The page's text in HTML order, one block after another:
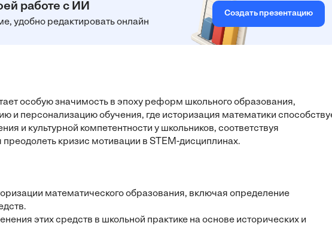
работе с ИИ
удобно редактировать онлайн
Создать презентацию
особую значимость в эпоху реформ школьного образования,
и персонализацию обучения, где историзация математики
и культурной компетентности у школьников, соответствуя
кризис мотивации в STEM-дисциплинах.
математического образования, включая определение
этих средств в школьной практике на основе исторических и